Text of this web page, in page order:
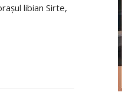
libian Sirte,